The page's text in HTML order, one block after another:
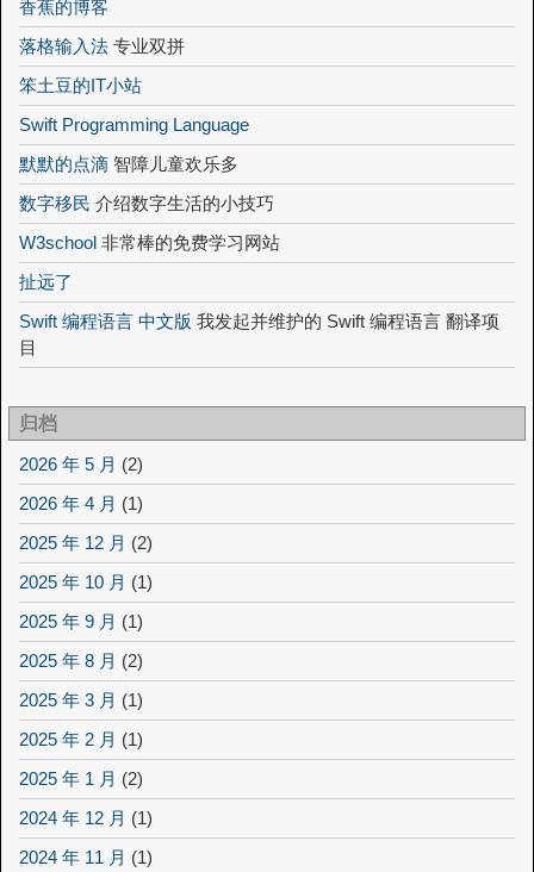
香蕉的博客
落格输入法 专业双拼
笨土豆的IT小站
Swift Programming Language
默默的点滴 智障儿童欢乐多
数字移民 介绍数字生活的小技巧
W3school 非常棒的免费学习网站
扯远了
Swift 编程语言 中文版 我发起并维护的 Swift 编程语言 翻译项
目
归档
2026 年 5 月 (2)
2026 年 4 月 (1)
2025 年 12 月 (2)
2025 年 10 月 (1)
2025 年 9 月 (1)
2025 年 8 月 (2)
2025 年 3 月 (1)
2025 年 2 月 (1)
2025 年 1 月 (2)
2024 年 12 月 (1)
2024 年 11 月 (1)